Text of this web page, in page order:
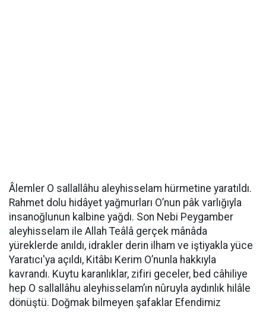
Âlemler O sallallâhu aleyhisselam hürmetine yaratıldı.
Rahmet dolu hidâyet yağmurları O’nun pâk varlığıyla
insanoğlunun kalbine yağdı. Son Nebi Peygamber
aleyhisselam ile Allah Teâlâ gerçek mânâda
yüreklerde anıldı, idrakler derin ilham ve iştiyakla yüce
Yaratıcı'ya açıldı, Kitâbı Kerim O’nunla hakkıyla
kavrandı. Kuytu karanlıklar, zifiri geceler, bed câhiliye
hep O sallallâhu aleyhisselam’ın nûruyla aydınlık hilâle
dönüştü. Doğmak bilmeyen şafaklar Efendimiz